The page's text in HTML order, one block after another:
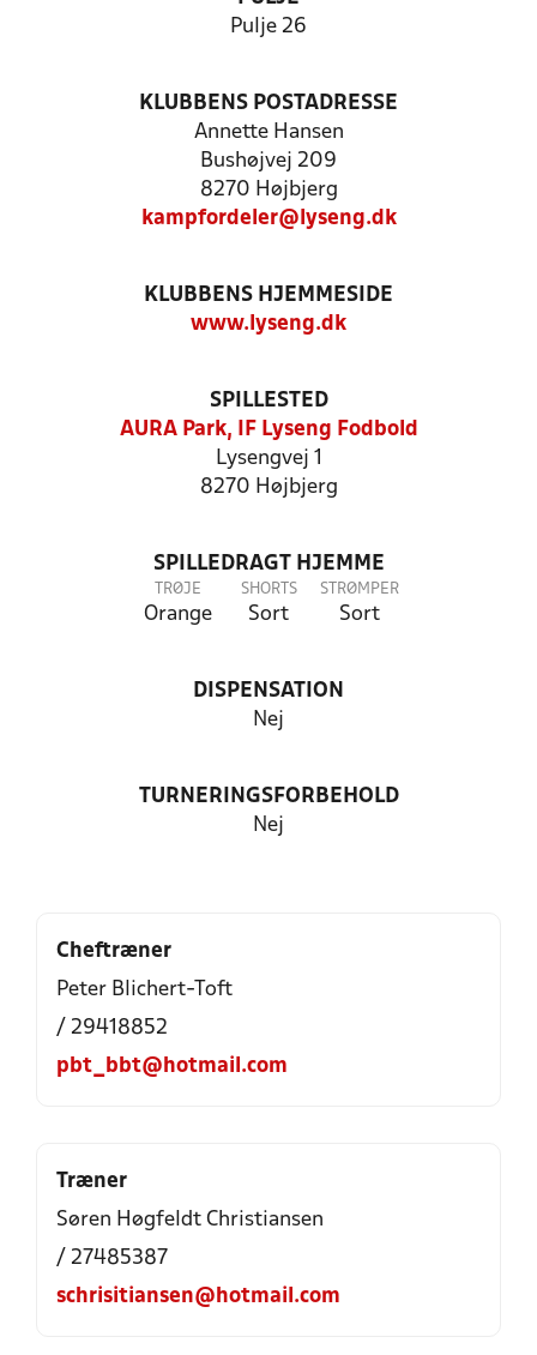
Pulje 26
KLUBBENS POSTADRESSE
Annette Hansen
Bushøjvej 209
8270 Højbjerg
kampfordeler@lyseng.dk
KLUBBENS HJEMMESIDE
www.lyseng.dk
SPILLESTED
AURA Park, IF Lyseng Fodbold
Lysengvej 1
8270 Højbjerg
SPILLEDRAGT HJEMME
TRØJE
Orange
SHORTS
Sort
STRØMPER
Sort
DISPENSATION
Nej
TURNERINGSFORBEHOLD
Nej
Cheftræner
Peter Blichert-Toft
/ 29418852
pbt_bbt@hotmail.com
Træner
Søren Høgfeldt Christiansen
/ 27485387
schrisitiansen@hotmail.com